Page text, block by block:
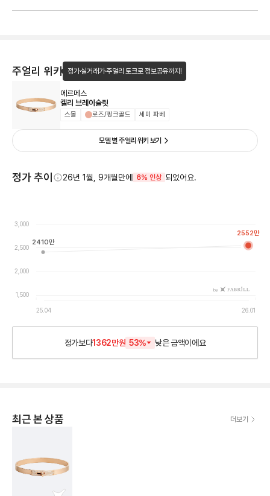
주얼리 위키 정가·실거래가·주얼리 토크로 정보공유까지!
에르메스
켈리 브레이슬릿
스몰 로즈/핑크골드 세미 파베
모델 별 주얼리 위키 보기
정가 추이 26년 1월, 9개월만에 6% 인상 되었어요.
1,500
2,000
2,500
3,000
25.04 26.01
by
2410만
2552만
정가보다1362만원 53% 낮은금액이에요
최근 본 상품 더보기